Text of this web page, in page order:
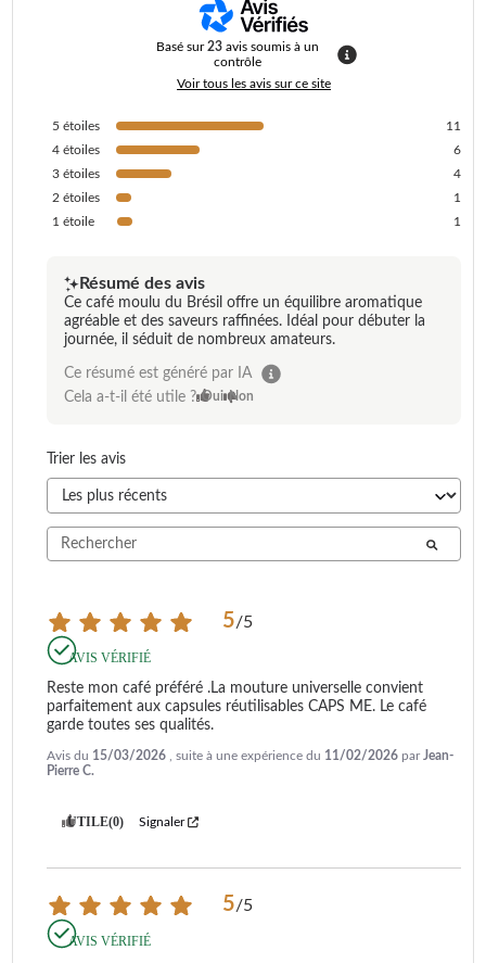
Basé sur23 avis soumis à un
contrôle
Voir tous les avis sur ce site
5 étoiles
11
4 étoiles
6
3 étoiles
4
2 étoiles
1
1 étoile 1
Résumé des avis
Ce café moulu du Brésil offre un équilibre aromatique
agréable et des saveurs raffinées. Idéal pour débuter la
journée, il séduit de nombreux amateurs.
Ce résumé est généré par IA
Cela a-t-il été utile ? Oui Non
Trier les avis
5/5
AVIS VÉRIFIÉ
Reste mon café préféré .La mouture universelle convient
parfaitement aux capsules réutilisables CAPS ME. Le café
garde toutes ses qualités.
Avis du 15/03/2026 , suite à une expérience du 11/02/2026 parJean-
Pierre C.
UTILE(0) Signaler
5/5
AVIS VÉRIFIÉ